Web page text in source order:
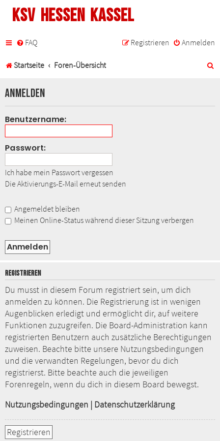
KSV Hessen Kassel
FAQ Anmelden
Registrieren
Startseite Foren-Übersicht
Anmelden
Benutzername:
Passwort:
Ich habe mein Passwort vergessen
Die Aktivierungs-E-Mail erneut senden
Angemeldet bleiben
Meinen Online-Status während dieser Sitzung verbergen
REGISTRIEREN
Du musst in diesem Forum registriert sein, um dich
anmelden zu können. Die Registrierung ist in wenigen
Augenblicken erledigt und ermöglicht dir, auf weitere
Funktionen zuzugreifen. Die Board-Administration kann
registrierten Benutzern auch zusätzliche Berechtigungen
zuweisen. Beachte bitte unsere Nutzungsbedingungen
und die verwandten Regelungen, bevor du dich
registrierst. Bitte beachte auch die jeweiligen
Forenregeln, wenn du dich in diesem Board bewegst.
Nutzungsbedingungen | Datenschutzerklärung
Registrieren